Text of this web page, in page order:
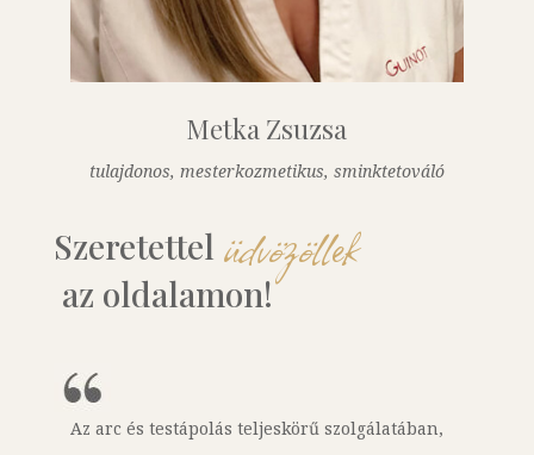
Metka Zsuzsa
tulajdonos, mesterkozmetikus, sminktetováló
Szeretettel üdvözöllek
az oldalamon!
Az arc és testápolás teljeskörű szolgálatában,